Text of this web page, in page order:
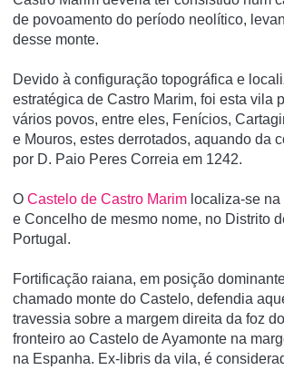
de povoamento do período neolítico,
desse monte.
Devido à configuração topográfica e
estratégica de Castro Marim, foi esta vila
vários povos, entre eles, Fenícios,
e Mouros, estes derrotados, aquando da
por D. Paio Peres Correia em 1242.
O Castelo de Castro Marim localiza-se
e Concelho de mesmo nome, no Distrito
Portugal.
Fortificação raiana, em posição
chamado monte do Castelo, defendia
travessia sobre a margem direita da foz
fronteiro ao Castelo de Ayamonte na
na Espanha. Ex-libris da vila, é